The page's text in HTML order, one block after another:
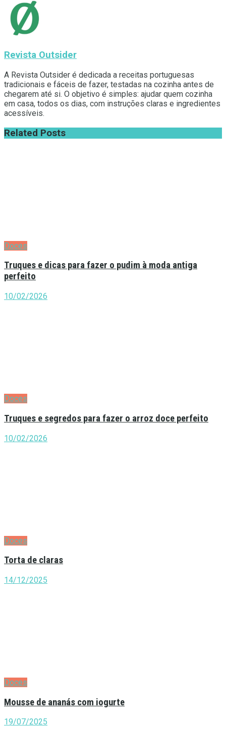
Revista Outsider
A Revista Outsider é dedicada a receitas portuguesas
tradicionais e fáceis de fazer, testadas na cozinha antes de
chegarem até si. O objetivo é simples: ajudar quem cozinha
em casa, todos os dias, com instruções claras e ingredientes
acessíveis.
Related Posts
Doces
Truques e dicas para fazer o pudim à moda antiga
perfeito
10/02/2026
Doces
Truques e segredos para fazer o arroz doce perfeito
10/02/2026
Doces
Torta de claras
14/12/2025
Doces
Mousse de ananás com iogurte
19/07/2025